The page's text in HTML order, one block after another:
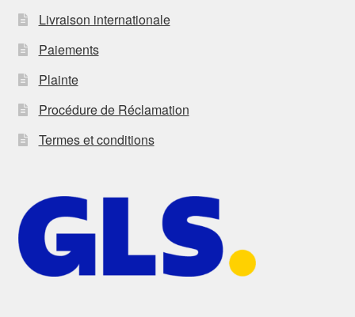
Livraison internationale
Paiements
Plainte
Procédure de Réclamation
Termes et conditions